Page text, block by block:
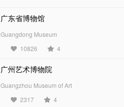
广东省博物馆
Guangdong Museum
10826
4
广州艺术博物院
Guangzhou Museum of Art
2317
4